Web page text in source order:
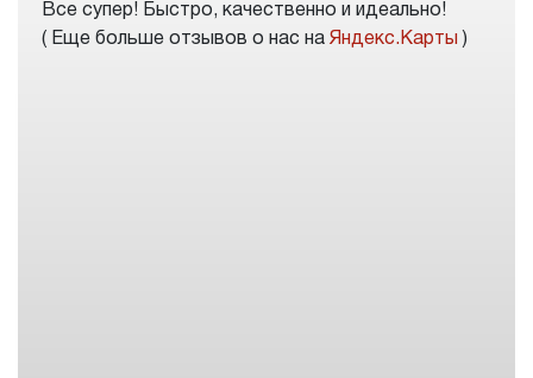
Все супер! Быстро, качественно и идеально!
( Еще больше отзывов о нас на Яндекс.Карты )